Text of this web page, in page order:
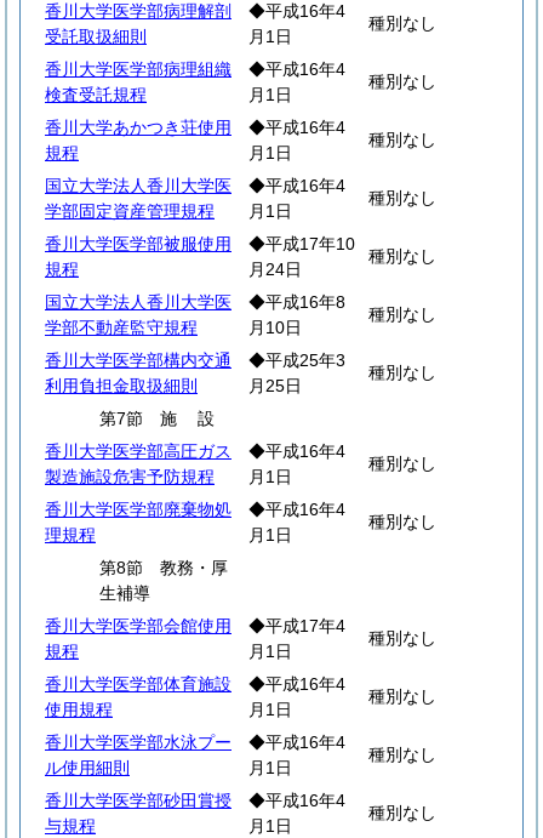
香川大学医学部病理解剖
受託取扱細則
◆平成16年4
月1日
種別なし
香川大学医学部病理組織
検査受託規程
◆平成16年4
月1日
種別なし
香川大学あかつき荘使用
規程
◆平成16年4
月1日
種別なし
国立大学法人香川大学医
学部固定資産管理規程
◆平成16年4
月1日
種別なし
香川大学医学部被服使用
規程
◆平成17年10
月24日
種別なし
国立大学法人香川大学医
学部不動産監守規程
◆平成16年8
月10日
種別なし
香川大学医学部構内交通
利用負担金取扱細則
◆平成25年3
月25日
種別なし
第7節 施設
香川大学医学部高圧ガス
製造施設危害予防規程
◆平成16年4
月1日
種別なし
香川大学医学部廃棄物処
理規程
◆平成16年4
月1日
種別なし
第8節 教務・厚
生補導
香川大学医学部会館使用
規程
◆平成17年4
月1日
種別なし
香川大学医学部体育施設
使用規程
◆平成16年4
月1日
種別なし
香川大学医学部水泳プー
ル使用細則
◆平成16年4
月1日
種別なし
香川大学医学部砂田賞授
与規程
◆平成16年4
月1日
種別なし